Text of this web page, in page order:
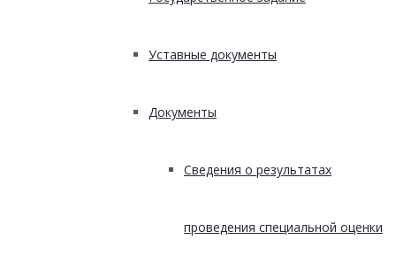
Уставные документы
Документы
Сведения о результатах
проведения специальной оценки